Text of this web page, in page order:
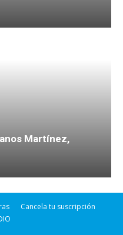
Martínez,
Cancela tu suscripción